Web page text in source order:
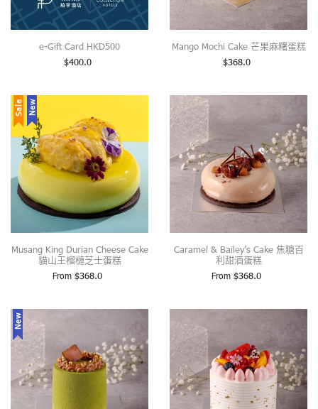
e-Gift Card HKD500
$400.0
Mango Mochi Cake 芒果麻糬蛋糕
$368.0
Sale New
Musang King Durian Cheese Cake
貓山王榴槤芝士蛋糕
From $368.0
Caramel & Bailey’s Cake 焦糖百
利甜酒蛋糕
From $368.0
New